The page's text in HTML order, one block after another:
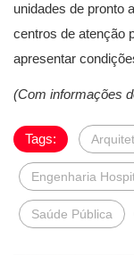
unidades de pronto
centros de atenção
apresentar
(Com informações
Tags:
Engenharia
Saúde Pública